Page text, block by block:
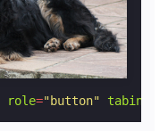
role="button" tabindex